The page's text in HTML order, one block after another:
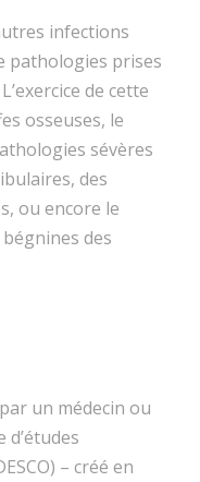
infections
pathologies prises
de cette
osseuses, le
sévères
des
ou encore le
des
un médecin ou
– créé en